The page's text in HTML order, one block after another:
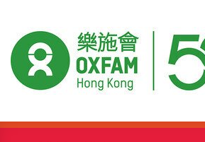
開始主要內容